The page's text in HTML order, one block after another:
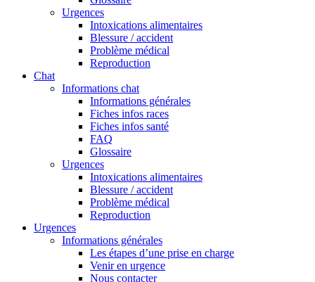
Urgences
Intoxications alimentaires
Blessure / accident
Problème médical
Reproduction
Chat
Informations chat
Informations générales
Fiches infos races
Fiches infos santé
FAQ
Glossaire
Urgences
Intoxications alimentaires
Blessure / accident
Problème médical
Reproduction
Urgences
Informations générales
Les étapes d’une prise en charge
Venir en urgence
Nous contacter